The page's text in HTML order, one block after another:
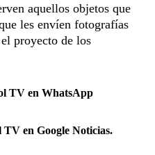
aquellos objetos que
les envíen fotografías
proyecto de los
TV en WhatsApp
TV en Google Noticias.